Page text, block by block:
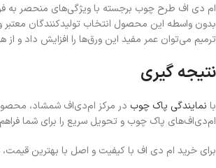
ام دی اف طرح چوب برجسته با ویژگی‌های منحصر به فرد
بدون واسطه این محصول انتخاب تولیدکنندگان
ترمیم می‌توان عمر مفید این ورق‌ها را افزایش داد و
نتیجه گیری
با نمایندگی پاک چوب در مرکز ام‌دی‌اف شمشاد،
ام‌دی‌اف‌های پاک چوب و تحویل سریع را برای شما فراهم
برای خرید ام دی اف با کیفیت و اصل با بهترین قیمت،